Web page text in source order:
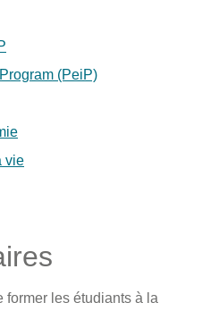
(PeiP)
vie
former les étudiants à la